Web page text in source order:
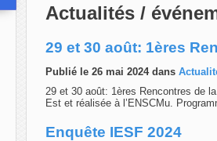
Actualités /
29 et 30 août: 1ères
Publié le 26 mai 2024 dans
29 et 30 août: 1ères Rencontres de
Est et réalisée à l’ENSCMu.
Enquête IESF 2024